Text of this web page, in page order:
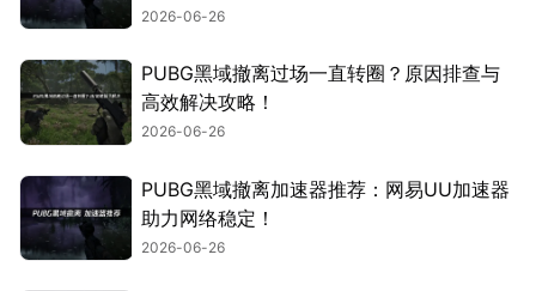
2026-06-26
PUBG黑域撤离过场一直转圈？原因排查与
高效解决攻略！
2026-06-26
PUBG黑域撤离加速器推荐：网易UU加速器
助力网络稳定！
2026-06-26